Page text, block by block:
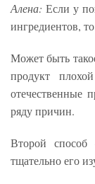
Алена: Если у
ингредиентов,
Может быть
продукт
отечественные
ряду причин.
Второй способ
тщательно его